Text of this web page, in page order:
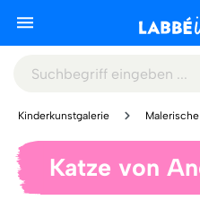
Kinderkunstgalerie
Katze von